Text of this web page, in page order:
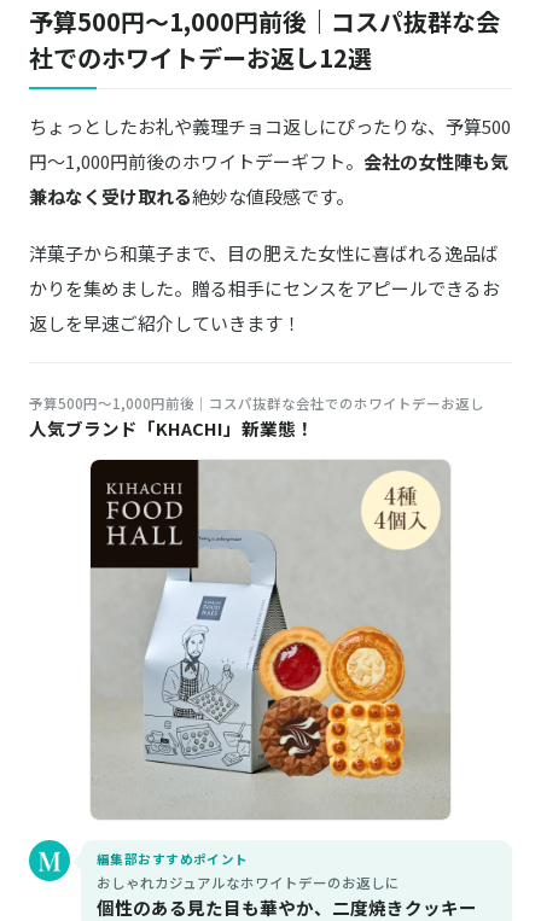
予算500円～1,000円前後｜コスパ抜群な会
社でのホワイトデーお返し12選
ちょっとしたお礼や義理チョコ返しにぴったりな、予算500
円～1,000円前後のホワイトデーギフト。 会社の女性陣も気
兼ねなく受け取れる絶妙な値段感です。
洋菓子から和菓子まで、目の肥えた女性に喜ばれる逸品ば
かりを集めました。贈る相手にセンスをアピールできるお
返しを早速ご紹介していきます！
予算500円～1,000円前後｜コスパ抜群な会社でのホワイトデーお返し
人気ブランド「KHACHI」新業態！
編集部おすすめポイント
おしゃれカジュアルなホワイトデーのお返しに
個性のある見た目も華やか、二度焼きクッキー